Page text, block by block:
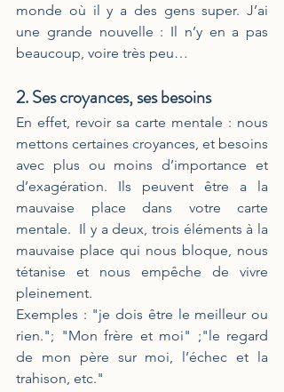
monde où il y a des gens super. J’ai
une grande nouvelle : Il n’y en a pas
beaucoup, voire très peu…
2. Ses croyances, ses besoins
En effet, revoir sa carte mentale : nous
mettons certaines croyances, et besoins
avec plus ou moins d’importance et
d’exagération. Ils peuvent être a la
mauvaise place dans votre carte
mentale.  Il y a deux, trois éléments à la
mauvaise place qui nous bloque, nous
tétanise et nous empêche de vivre
pleinement.
Exemples : "je dois être le meilleur ou
rien."; "Mon frère et moi" ;"le regard
de mon père sur moi, l’échec et la
trahison, etc."